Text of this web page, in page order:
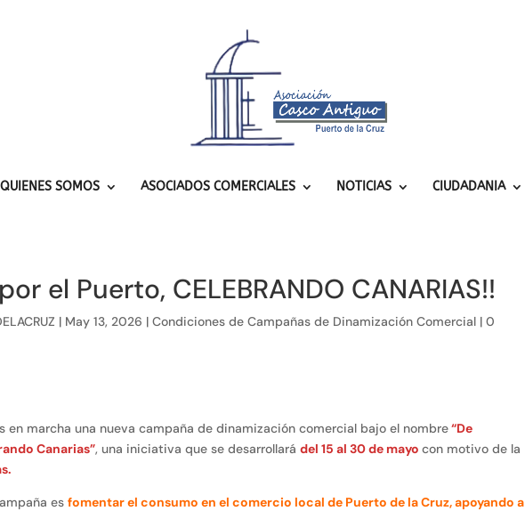
QUIENES SOMOS ASOCIADOS COMERCIALES NOTICIAS CIUDADANIA
el Puerto, CELEBRANDO CANARIAS!!
| May 13, 2026 |Condiciones de Campañas de Dinamización Comercial |0
en marcha una nueva campaña de dinamización comercial bajo el nombre“De
Canarias”, una iniciativa que se desarrollarádel 15 al 30 de mayocon motivo de la
esfomentar el consumo en el comercio local de Puerto de la Cruz, apoyando a